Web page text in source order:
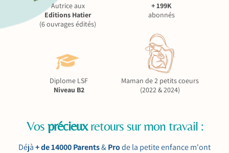
Autrice aux
Editions Hatier
(6 ouvrages édités)
+ 199K
abonnés
Diplome LSF
Niveau B2
Maman de 2 petits coeurs
(2022 & 2024)
Vos précieuxretours sur mon travail :
Déjà+ de 14000 Parents&Prode la petite enfance m'ont